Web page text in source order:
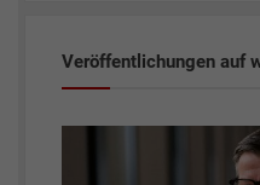
Veröffentlichungen auf